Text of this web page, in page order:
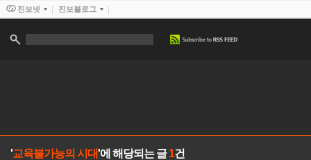
'교육불가능의 시대'에 해당되는 글1건
진보넷 진보블로그